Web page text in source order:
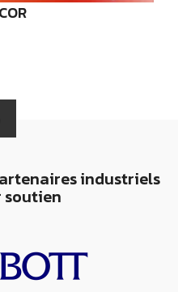
industriels
soutien